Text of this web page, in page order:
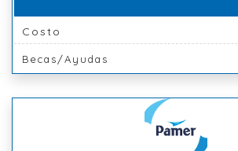
Costo
Becas/Ayudas